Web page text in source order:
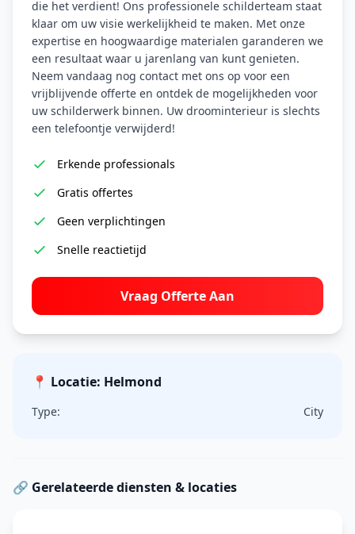
die het verdient! Ons professionele schilderteam staat
klaar om uw visie werkelijkheid te maken. Met onze
expertise en hoogwaardige materialen garanderen we
een resultaat waar u jarenlang van kunt genieten.
Neem vandaag nog contact met ons op voor een
vrijblijvende offerte en ontdek de mogelijkheden voor
uw schilderwerk binnen. Uw droominterieur is slechts
een telefoontje verwijderd!
Erkende professionals
Gratis offertes
Geen verplichtingen
Snelle reactietijd
Vraag Offerte Aan
📍 Locatie: Helmond
Type: City
🔗 Gerelateerde diensten & locaties